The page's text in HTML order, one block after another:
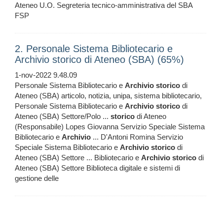
Ateneo U.O. Segreteria tecnico-amministrativa del SBA
FSP
2. Personale Sistema Bibliotecario e
Archivio storico di Ateneo (SBA) (65%)
1-nov-2022 9.48.09
Personale Sistema Bibliotecario e Archivio storico di
Ateneo (SBA) articolo, notizia, unipa, sistema bibliotecario,
Personale Sistema Bibliotecario e Archivio storico di
Ateneo (SBA) Settore/Polo ... storico di Ateneo
(Responsabile) Lopes Giovanna Servizio Speciale Sistema
Bibliotecario e Archivio ... D'Antoni Romina Servizio
Speciale Sistema Bibliotecario e Archivio storico di
Ateneo (SBA) Settore ... Bibliotecario e Archivio storico di
Ateneo (SBA) Settore Biblioteca digitale e sistemi di
gestione delle